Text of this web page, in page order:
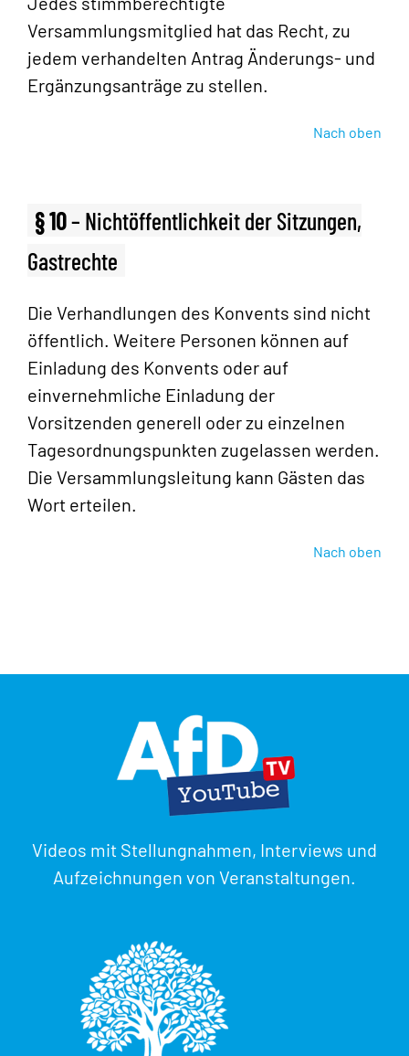
Versammlungsmitglied hat das Recht, zu
jedem verhandelten Antrag Änderungs- und
Ergänzungsanträge zu stellen.
Nach oben
§ 10– Nichtöffentlichkeit der Sitzungen,
Gastrechte
Die Verhandlungen des Konvents sind nicht
öffentlich. Weitere Personen können auf
Einladung des Konvents oder auf
einvernehmliche Einladung der
Vorsitzenden generell oder zu einzelnen
Tagesordnungspunkten zugelassen werden.
Die Versammlungsleitung kann Gästen das
Wort erteilen.
Nach oben
Videos mit Stellungnahmen, Interviews und
Aufzeichnungen von Veranstaltungen.